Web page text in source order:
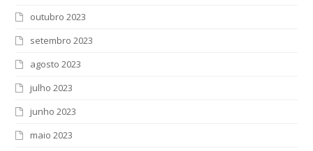
outubro 2023
setembro 2023
agosto 2023
julho 2023
junho 2023
maio 2023